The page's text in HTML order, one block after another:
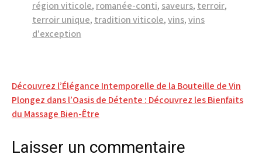
région viticole, romanée-conti, saveurs, terroir,
terroir unique, tradition viticole,vins,vins
d'exception
Navigation
de
l’article
Découvrez l’Élégance Intemporelle de la Bouteille de Vin
Plongez dans l’Oasis de Détente : Découvrez les Bienfaits
du Massage Bien-Être
Laisser un commentaire